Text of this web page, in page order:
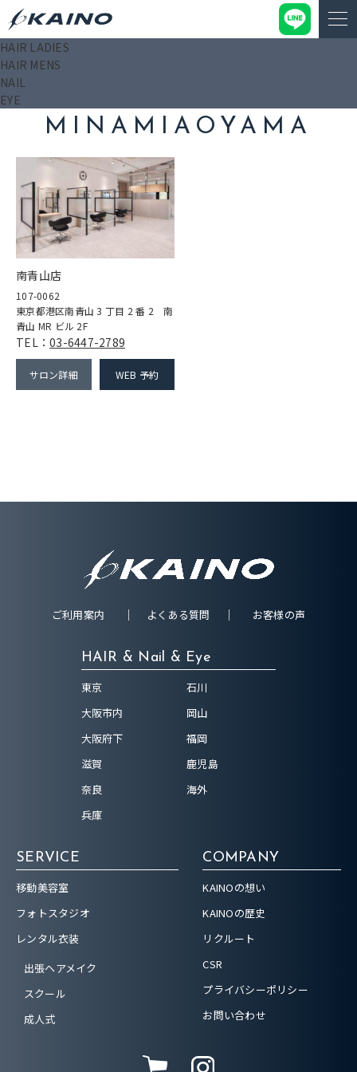
HAIR LADIES
HAIR MENS
NAIL
EYE
KAINO－カイノ－【公式サイト】
MINAMIAOYAMA
南青山店
107-0062
東京都港区南青山 3 丁目 2 番 2 南
青山 MR ビル 2F
TEL： 03-6447-2789
サロン詳細 WEB 予約
ご利用案内 よくある質問 お客様の声
HAIR & Nail & Eye
東京
大阪市内
大阪府下
滋賀
奈良
兵庫
石川
岡山
福岡
鹿児島
海外
SERVICE
移動美容室
フォトスタジオ
レンタル衣装
出張ヘアメイク
スクール
成人式
COMPANY
KAINOの想い
KAINOの歴史
リクルート
CSR
プライバシーポリシー
お問い合わせ